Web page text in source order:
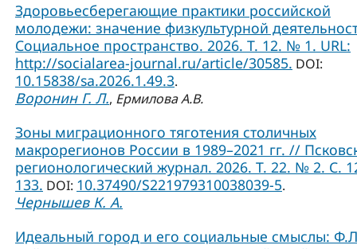
Здоровьесберегающие практики российской
молодежи: значение физкультурной
Социальное пространство. 2026. Т. 12. № 1. URL:
http://socialarea-journal.ru/article/30585. DOI:
10.15838/sa.2026.1.49.3.
Воронин Г. Л., Ермилова А.В.
Зоны миграционного тяготения столичных
макрорегионов России в 1989–2021 гг. //
регионологический журнал. 2026. Т. 22. № 2. С.
133. DOI: 10.37490/S221979310038039-5.
Чернышев К. А.
Идеальный город и его социальные смыслы: